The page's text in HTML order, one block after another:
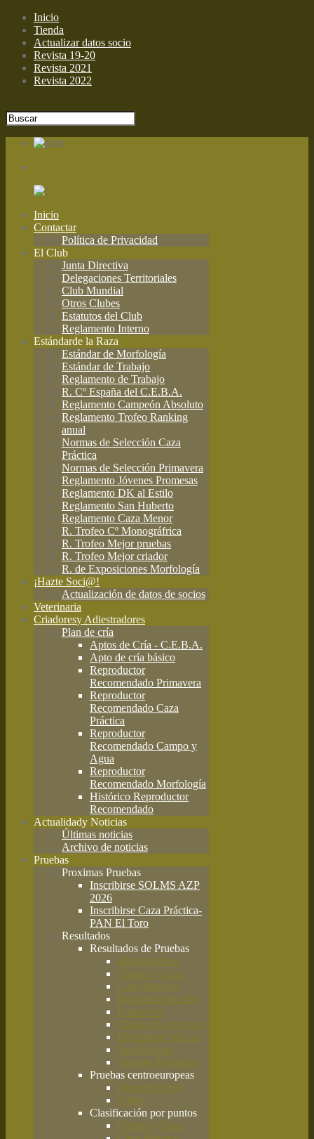
Inicio
Tienda
Actualizar datos socio
Revista 19-20
Revista 2021
Revista 2022
Inicio
Contactar
Política de Privacidad
El Club
Junta Directiva
Delegaciones Territoriales
Club Mundial
Otros Clubes
Estatutos del Club
Reglamento Interno
Estándarde la Raza
Estándar de Morfología
Estándar de Trabajo
Reglamento de Trabajo
R. Cº España del C.E.B.A.
Reglamento Campeón Absoluto
Reglamento Trofeo Ranking
anual
Normas de Selección Caza
Práctica
Normas de Selección Primavera
Reglamento Jóvenes Promesas
Reglamento DK al Estilo
Reglamento San Huberto
Reglamento Caza Menor
R. Trofeo Cº Monográfrica
R. Trofeo Mejor pruebas
R. Trofeo Mejor criador
R. de Exposiciones Morfología
¡Hazte Soci@!
Actualización de datos de socios
Veterinaria
Criadoresy Adiestradores
Plan de cría
Aptos de Cría - C.E.B.A.
Apto de cría básico
Reproductor
Recomendado Primavera
Reproductor
Recomendado Caza
Práctica
Reproductor
Recomendado Campo y
Agua
Reproductor
Recomendado Morfología
Histórico Reproductor
Recomendado
Actualidady Noticias
Últimas noticias
Archivo de noticias
Pruebas
Proximas Pruebas
Inscribirse SOLMS AZP
2026
Inscribirse Caza Práctica-
PAN El Toro
Resultados
Resultados de Pruebas
Monográficas
Campo y Agua
Caza Práctica
Búsqueda de caza
Primavera
Clásica de codorniz
Disciplinas básicas
San Huberto
Jóvenes Promesas
Pruebas centroeuropeas
Deutsch Derby
Solms
Clasificación por puntos
Campo y Agua